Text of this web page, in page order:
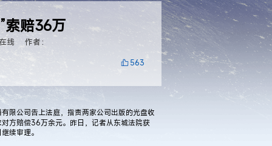
索赔36万
线
作者：
563
公司告上法庭，指责两家公司出版的光盘收
方赔偿36万余元。昨日，记者从东城法院获
续审理。